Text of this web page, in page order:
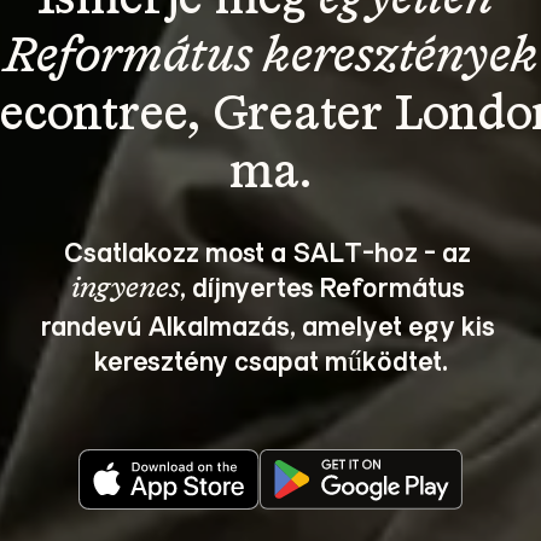
Református keresztények
Greater
Csatlakozz most a SALT-hoz - az
ingyenes, díjnyertes Református
randevú Alkalmazás, amelyet egy kis
keresztény csapat működtet.